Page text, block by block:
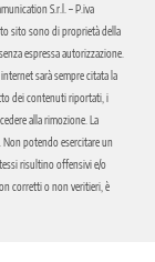
S.r.l. – P.iva
sito sono di proprietà della
espressa autorizzazione.
sarà sempre citata la
dei contenuti riportati, i
alla rimozione. La
potendo esercitare un
risultino offensivi e/o
corretti o non veritieri, è